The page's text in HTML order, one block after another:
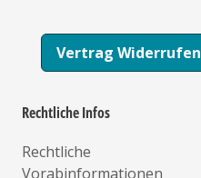
Vertrag Widerrufen
Rechtliche Infos
Rechtliche
Vorabinformationen